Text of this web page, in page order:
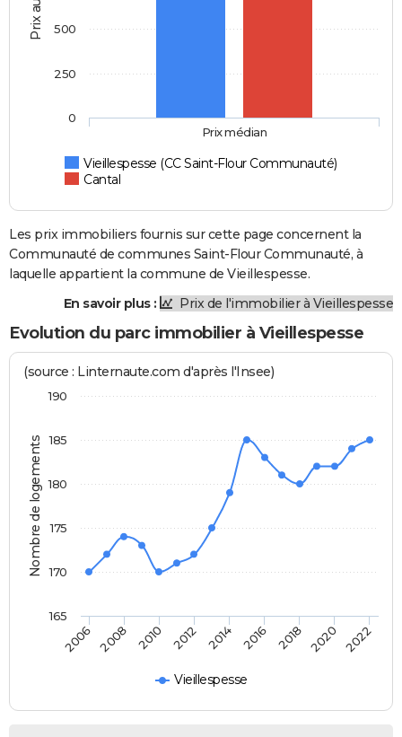
Vieillespesse (CC Saint-Flour Communauté)
Cantal
Prix médian
0
250
500
Les prix immobiliers fournis sur cette page concernent la
Communauté de communes Saint-Flour Communauté, à
laquelle appartient la commune de Vieillespesse.
En savoir plus :
Prix de l'immobilier à Vieillespesse
Evolution du parc immobilier à Vieillespesse
Nombre de logements
(source : Linternaute.com d'après l'Insee)
Vieillespesse
2006 2008 2010 2012 2014 2016 2018 2020 2022
165
170
175
180
185
190